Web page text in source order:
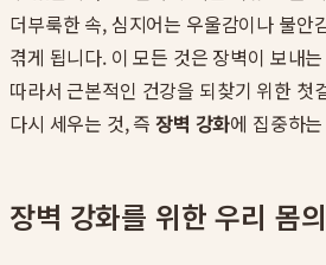
더부룩한 속, 심지어는 우울감이나 불안
겪게 됩니다. 이 모든 것은 장벽이 보내
따라서 근본적인 건강을 되찾기 위한 첫
다시 세우는 것, 즉장벽 강화에 집중하
장벽 강화를 위한 우리 몸